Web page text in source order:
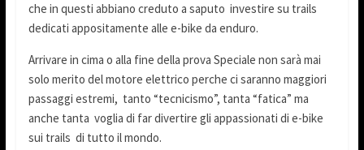
che in questi abbiano creduto a saputo investire su trails
dedicati appositamente alle e-bike da enduro.
Arrivare in cima o alla fine della prova Speciale non sarà mai
solo merito del motore elettrico perche ci saranno maggiori
passaggi estremi, tanto “tecnicismo”, tanta “fatica” ma
anche tanta voglia di far divertire gli appassionati di e-bike
sui trails di tutto il mondo.